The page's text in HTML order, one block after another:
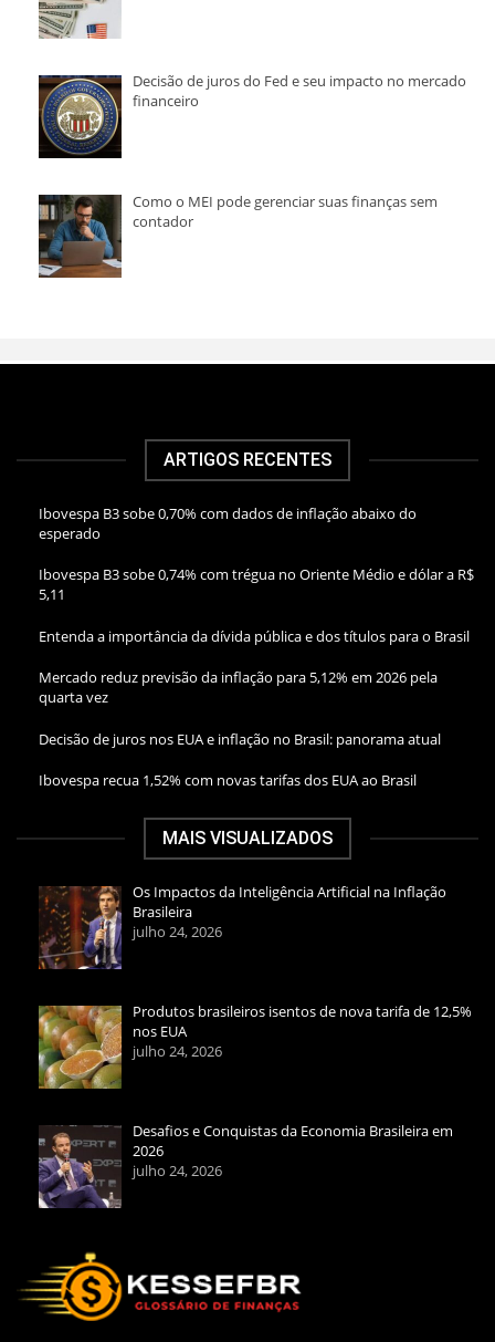
Decisão de juros do Fed e seu impacto no mercado
financeiro
Como o MEI pode gerenciar suas finanças sem
contador
ARTIGOS RECENTES
Ibovespa B3 sobe 0,70% com dados de inflação abaixo do
esperado
Ibovespa B3 sobe 0,74% com trégua no Oriente Médio e dólar a R$
5,11
Entenda a importância da dívida pública e dos títulos para o Brasil
Mercado reduz previsão da inflação para 5,12% em 2026 pela
quarta vez
Decisão de juros nos EUA e inflação no Brasil: panorama atual
Ibovespa recua 1,52% com novas tarifas dos EUA ao Brasil
MAIS VISUALIZADOS
Os Impactos da Inteligência Artificial na Inflação
Brasileira
julho 24, 2026
Produtos brasileiros isentos de nova tarifa de 12,5%
nos EUA
julho 24, 2026
Desafios e Conquistas da Economia Brasileira em
2026
julho 24, 2026